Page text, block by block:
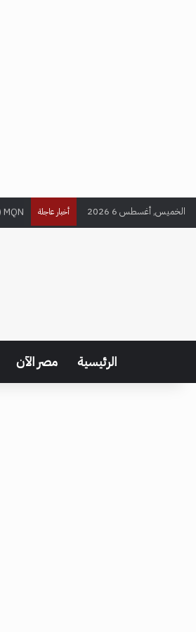
الخميس, أغسطس 6 2026 أخبار عاجلة MQN (مقنعه وتصويب).. صانع محتوى عراقي يحقق ملايين المتابعين في عالم الألعاب الإلكترونية
الرئيسية مصر الآن